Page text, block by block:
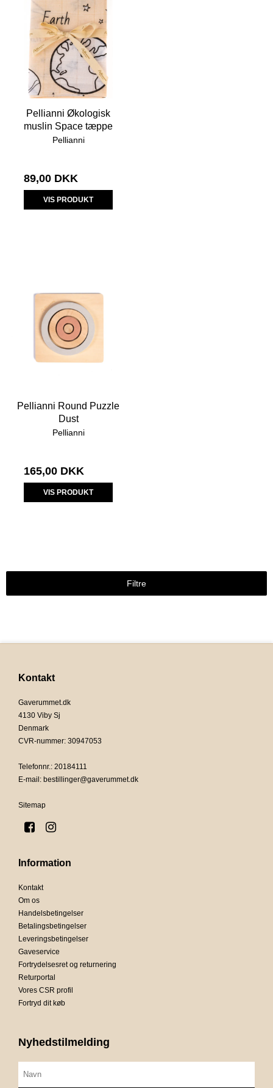
Pellianni Økologisk
muslin Space tæppe
Pellianni
89,00 DKK
VIS PRODUKT
Pellianni Round Puzzle
Dust
Pellianni
165,00 DKK
VIS PRODUKT
Filtre
Kontakt
Gaverummet.dk
4130 Viby Sj
Denmark
CVR-nummer: 30947053
Telefonnr.: 20184111
E-mail : bestillinger@gaverummet.dk
Sitemap
Information
Kontakt
Om os
Handelsbetingelser
Betalingsbetingelser
Leveringsbetingelser
Gaveservice
Fortrydelsesret og returnering
Returportal
Vores CSR profil
Fortryd dit køb
Nyhedstilmelding